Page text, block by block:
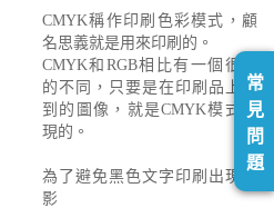
CMYK稱作印刷色彩模式，顧
名思義就是用來印刷的。
CMYK和RGB相比有一個很大
的不同，只要是在印刷品上看
到的圖像，就是CMYK模式表
現的。
為了避免黑色文字印刷出現重
影
常
見
問
題